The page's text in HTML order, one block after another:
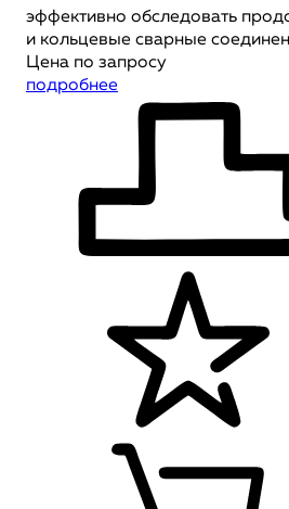
эффективно обследовать
и кольцевые сварные
Цена по запросу
подробнее